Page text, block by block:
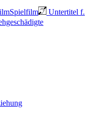
Spielfilm
Untertitel f.